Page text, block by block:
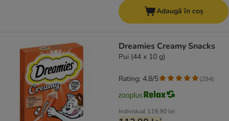
Adaugă în coș
Dreamies Creamy Snacks
Pui (44 x 10 g)
Individual 119,90 lei
Rating: 4.8/5 (294)